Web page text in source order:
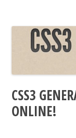
CSS3
ONLINE!